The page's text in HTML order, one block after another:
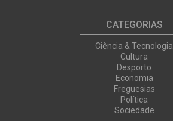
CATEGORIAS
Ciência & Tecnologia
Cultura
Desporto
Economia
Freguesias
Política
Sociedade